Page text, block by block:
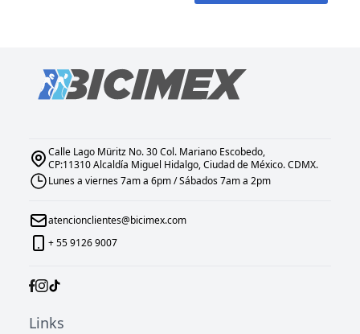
Calle Lago Müritz No. 30 Col. Mariano Escobedo,
CP:11310 Alcaldía Miguel Hidalgo, Ciudad de México. CDMX.
Lunes a viernes 7am a 6pm / Sábados 7am a 2pm
atencionclientes@bicimex.com
+ 55 9126 9007
Links